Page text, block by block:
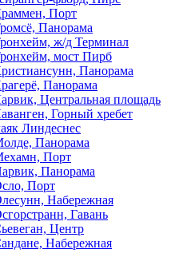
Порт
Панорама
ж/д Терминал
мост Пирб
Панорама
Панорама
Центральная площадь
Горный хребет
Линдеснес
Панорама
Порт
Панорама
Порт
Набережная
Гавань
Центр
Набережная